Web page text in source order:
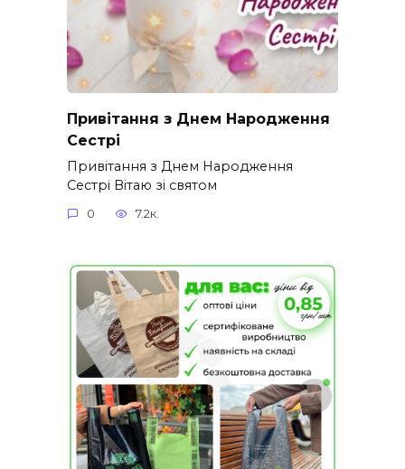
Привітання з Днем Народження
Сестрі
Привітання з Днем Народження
Сестрі Вітаю зі святом
0 7.2к.